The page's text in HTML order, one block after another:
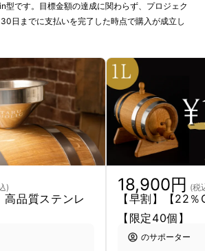
クオリティ。
型です。目標金額の達成に関わらず、プロジェク
日までに支払いを完了した時点で購入が成立し
)
高品質ステンレ
18,900円 (税
【早割】【22
【限定40個】
のサポーター